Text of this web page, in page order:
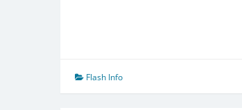
Flash Info